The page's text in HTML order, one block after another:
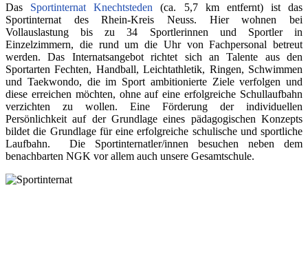
Das Sportinternat Knechtsteden (ca. 5,7 km entfernt) ist das
Sportinternat des Rhein-Kreis Neuss. Hier wohnen bei
Vollauslastung bis zu 34 Sportlerinnen und Sportler in
Einzelzimmern, die rund um die Uhr von Fachpersonal betreut
werden. Das Internatsangebot richtet sich an Talente aus den
Sportarten Fechten, Handball, Leichtathletik, Ringen, Schwimmen
und Taekwondo, die im Sport ambitionierte Ziele verfolgen und
diese erreichen möchten, ohne auf eine erfolgreiche Schullaufbahn
verzichten zu wollen. Eine Förderung der individuellen
Persönlichkeit auf der Grundlage eines pädagogischen Konzepts
bildet die Grundlage für eine erfolgreiche schulische und sportliche
Laufbahn. Die Sportinternatler/innen besuchen neben dem
benachbarten NGK vor allem auch unsere Gesamtschule.